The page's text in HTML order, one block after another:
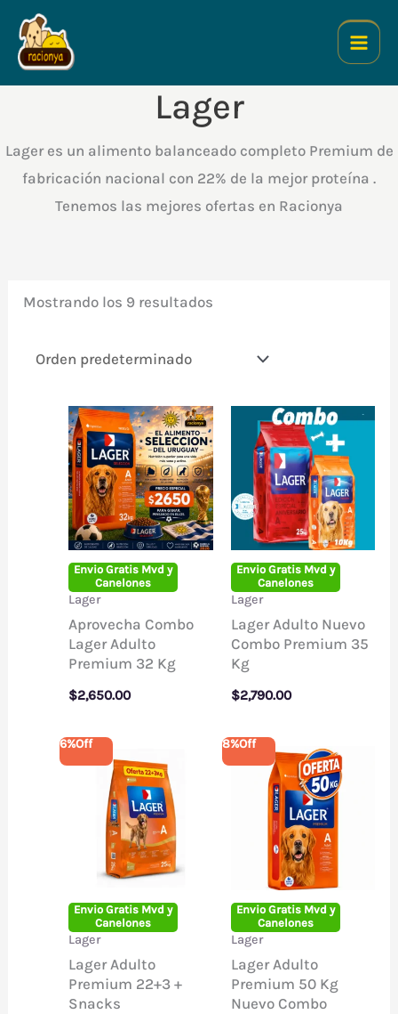
contenido
Lager
Lager es un alimento balanceado completo Premium de
fabricación nacional con 22% de la mejor proteína .
Tenemos las mejores ofertas en Racionya
Mostrando los 9 resultados
Envio Gratis Mvd y
Canelones
Lager
Aprovecha Combo
Lager Adulto
Premium 32 Kg
$2,650.00
Envio Gratis Mvd y
Canelones
Lager
Lager Adulto Nuevo
Combo Premium 35
Kg
$2,790.00
Envio Gratis Mvd y
Canelones
6%Off
Lager
Lager Adulto
Premium 22+3 +
Snacks
Envio Gratis Mvd y
Canelones
8%Off
Lager
Lager Adulto
Premium 50 Kg
Nuevo Combo